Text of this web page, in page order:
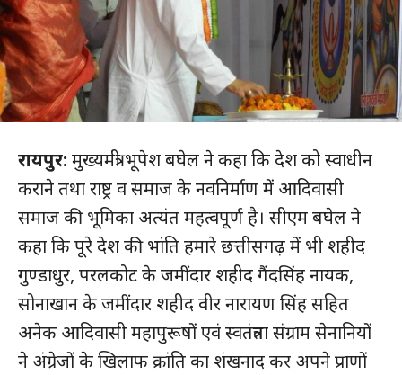
रायपुर: मुख्यमंत्री भूपेश बघेल ने कहा कि देश को स्वाधीन
कराने तथा राष्ट्र व समाज के नवनिर्माण में आदिवासी
समाज की भूमिका अत्यंत महत्वपूर्ण है। सीएम बघेल ने
कहा कि पूरे देश की भांति हमारे छत्तीसगढ़ में भी शहीद
गुण्डाधुर, परलकोट के जमींदार शहीद गैंदसिंह नायक,
सोनाखान के जमींदार शहीद वीर नारायण सिंह सहित
अनेक आदिवासी महापुरूषों एवं स्वतंत्रता संग्राम सेनानियों
ने अंग्रेजों के खिलाफ क्रांति का शंखनाद कर अपने प्राणों